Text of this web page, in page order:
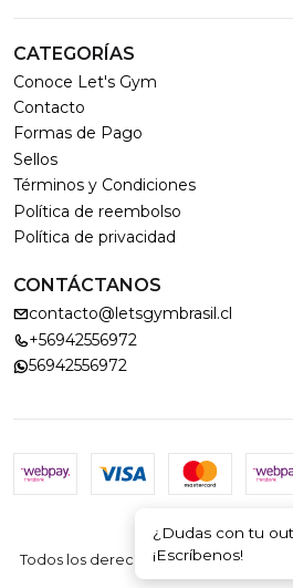
CATEGORÍAS
Conoce Let's Gym
Contacto
Formas de Pago
Sellos
Términos y Condiciones
Política de reembolso
Política de privacidad
CONTÁCTANOS
contacto@letsgymbrasil.cl
+56942556972
56942556972
2026 LET'S
Todos los derechos reservados.
¿Dudas con tu
¡Escríbenos!